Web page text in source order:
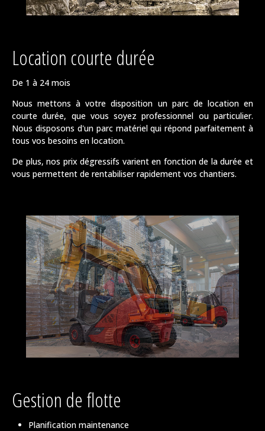
Location courte durée
De 1 à 24 mois
Nous mettons à votre disposition un parc de location en
courte durée, que vous soyez professionnel ou particulier.
Nous disposons d'un parc matériel qui répond parfaitement à
tous vos besoins en location.
De plus, nos prix dégressifs varient en fonction de la durée et
vous permettent de rentabiliser rapidement vos chantiers.
Gestion de flotte
Planification maintenance